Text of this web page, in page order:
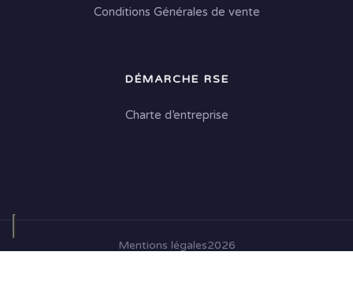
Conditions Générales de vente
DÉMARCHE RSE
Charte d’entreprise
Mentions légales2026